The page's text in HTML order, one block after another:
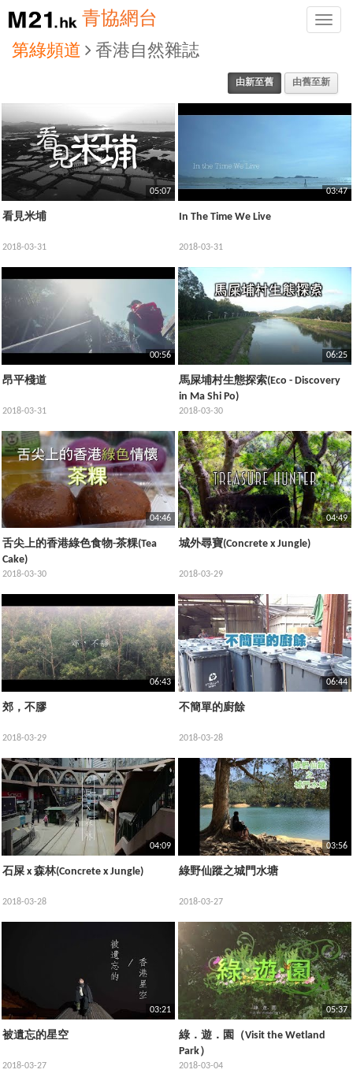
Toggle
青協網台
第綠頻道 香港自然雜誌
由新至舊 由舊至新
05:07
看見米埔
2018-03-31
03:47
In The Time We Live
2018-03-31
00:56
昂平棧道
2018-03-31
06:25
馬屎埔村生態探索(Eco - Discovery
in Ma Shi Po)
2018-03-30
04:46
舌尖上的香港綠色食物-茶粿(Tea
Cake)
2018-03-30
04:49
城外尋寶(Concrete x Jungle)
2018-03-29
06:43
郊，不膠
2018-03-29
06:44
不簡單的廚餘
2018-03-28
04:09
石屎 x 森林(Concrete x Jungle)
2018-03-28
03:56
綠野仙蹤之城門水塘
2018-03-27
03:21
被遺忘的星空
2018-03-27
05:37
綠．遊．園（Visit the Wetland
Park）
2018-03-04